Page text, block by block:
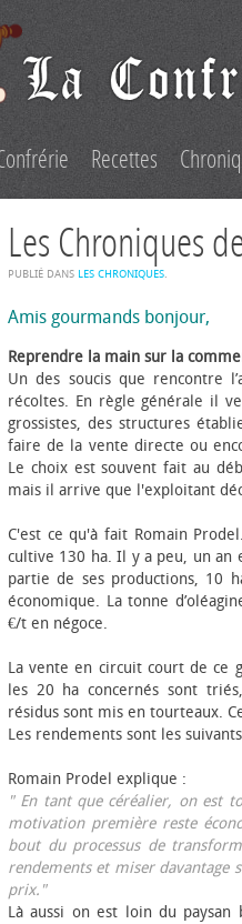
Recettes
Les Chroniques
PUBLIÉ DANS LES CHRONIQUES.
Amis gourmands bonjour,
Reprendre la main sur la
Un des soucis que rencontre
récoltes. En règle générale il
grossistes, des structures
faire de la vente directe ou
Le choix est souvent fait au
mais il arrive que l'exploitant
C'est ce qu'à fait Romain
cultive 130 ha. Il y a peu, un
partie de ses productions, 10
économique. La tonne
€/t en négoce.
La vente en circuit court de ce
les 20 ha concernés sont
résidus sont mis en tourteaux.
Les rendements sont les
Romain Prodel explique :
" En tant que céréalier, on est
motivation première reste
bout du processus de
rendements et miser
prix."
Là aussi on est loin du